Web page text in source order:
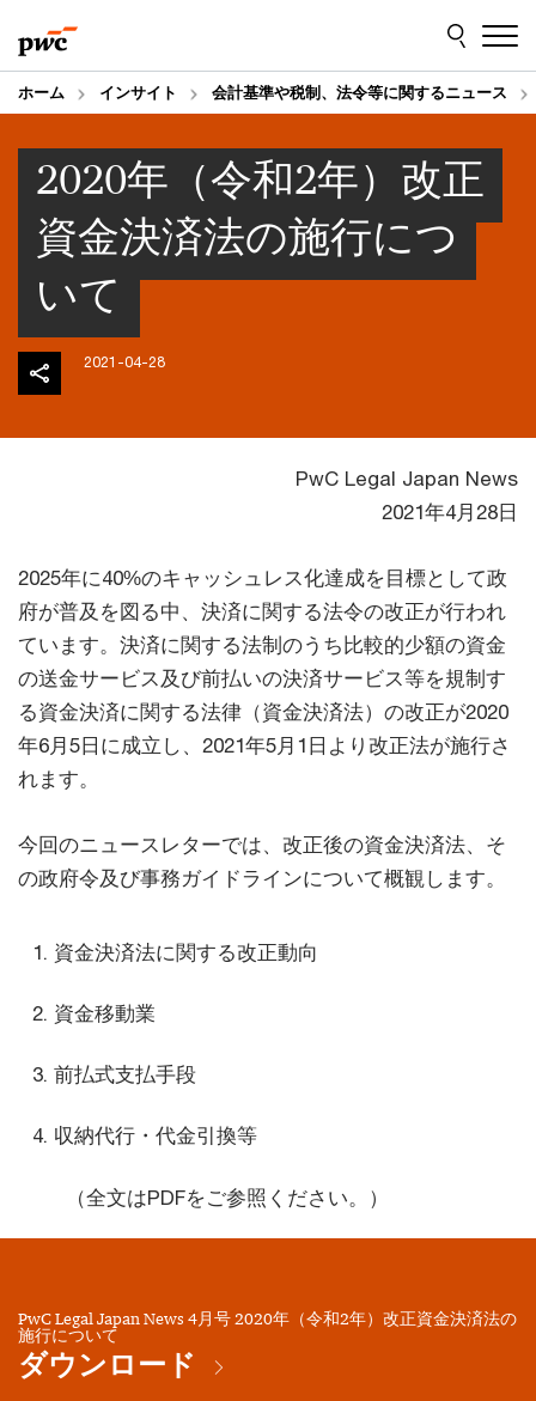
to
content
to
footer
ホーム インサイト 会計基準や税制、法令等に関するニュース
2020年（令和2年）改正
資金決済法の施行につ
いて
2021-04-28
PwC Legal Japan News
2021年4月28日
2025年に40%のキャッシュレス化達成を目標として政
府が普及を図る中、決済に関する法令の改正が行われ
ています。決済に関する法制のうち比較的少額の資金
の送金サービス及び前払いの決済サービス等を規制す
る資金決済に関する法律（資金決済法）の改正が2020
年6月5日に成立し、2021年5月1日より改正法が施行さ
れます。
今回のニュースレターでは、改正後の資金決済法、そ
の政府令及び事務ガイドラインについて概観します。
資金決済法に関する改正動向
資金移動業
前払式支払手段
収納代行・代金引換等
（全文はPDFをご参照ください。）
PwC Legal Japan News 4月号 2020年（令和2年）改正資金決済法の
施行について
ダウンロード